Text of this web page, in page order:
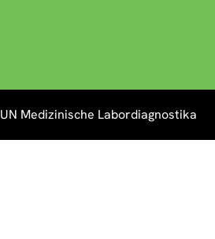
Medizinische Labordiagnostika